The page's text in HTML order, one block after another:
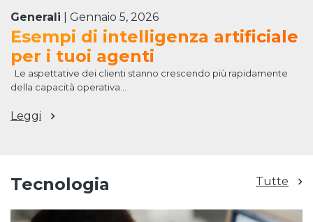
Generali Gennaio 5, 2026
Esempi di intelligenza artificiale
per i tuoi agenti
Le aspettative dei clienti stanno crescendo più rapidamente
della capacità operativa...
Leggi
Tecnologia Tutte